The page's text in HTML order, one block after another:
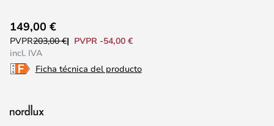
comienzo
de
de
149,00 €
PVPR203,00 €
PVPR -54,00 €
incl. IVA
Ficha técnica del producto